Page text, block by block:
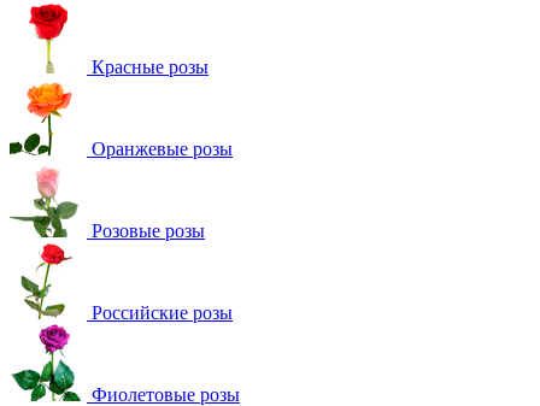
Красные розы
Оранжевые розы
Розовые розы
Российские розы
Фиолетовые розы